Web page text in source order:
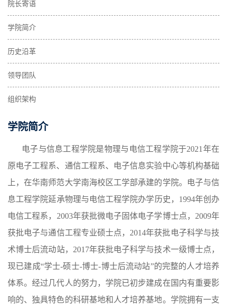
院长寄语
学院简介
历史沿革
领导团队
组织架构
学院简介
电子与信息工程学院是物理与电信工程学院于2021年在
原电子工程系、通信工程系、电子信息实验中心等机构基础
上，在华南师范大学南海校区工学部承建的学院。电子与信
息工程学院延承物理与电信工程学院办学历史，1994年创办
电信工程系，2003年获批微电子固体电子学博士点，2009年
获批电子与通信工程专业硕士点，2014年获批电子科学与技
术博士后流动站，2017年获批电子科学与技术一级博士点，
现已建成“学士-硕士-博士-博士后流动站”的完整的人才培养
体系。经过几代人的努力，学院已初步建成在国内有重要影
响的、独具特色的科研基地和人才培养基地。学院拥有一支